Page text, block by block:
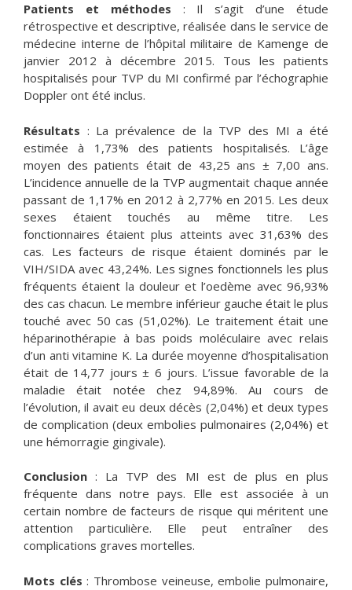
Patients et méthodes : Il s’agit d’une étude
rétrospective et descriptive, réalisée dans le service de
médecine interne de l’hôpital militaire de Kamenge de
janvier 2012 à décembre 2015. Tous les patients
hospitalisés pour TVP du MI confirmé par l’échographie
Doppler ont été inclus.
Résultats : La prévalence de la TVP des MI a été
estimée à 1,73% des patients hospitalisés. L’âge
moyen des patients était de 43,25 ans ± 7,00 ans.
L’incidence annuelle de la TVP augmentait chaque année
passant de 1,17% en 2012 à 2,77% en 2015. Les deux
sexes étaient touchés au même titre. Les
fonctionnaires étaient plus atteints avec 31,63% des
cas. Les facteurs de risque étaient dominés par le
VIH/SIDA avec 43,24%. Les signes fonctionnels les plus
fréquents étaient la douleur et l’oedème avec 96,93%
des cas chacun. Le membre inférieur gauche était le plus
touché avec 50 cas (51,02%). Le traitement était une
héparinothérapie à bas poids moléculaire avec relais
d’un anti vitamine K. La durée moyenne d’hospitalisation
était de 14,77 jours ± 6 jours. L’issue favorable de la
maladie était notée chez 94,89%. Au cours de
l’évolution, il avait eu deux décès (2,04%) et deux types
de complication (deux embolies pulmonaires (2,04%) et
une hémorragie gingivale).
Conclusion : La TVP des MI est de plus en plus
fréquente dans notre pays. Elle est associée à un
certain nombre de facteurs de risque qui méritent une
attention particulière. Elle peut entraîner des
complications graves mortelles.
Mots clés : Thrombose veineuse, embolie pulmonaire,